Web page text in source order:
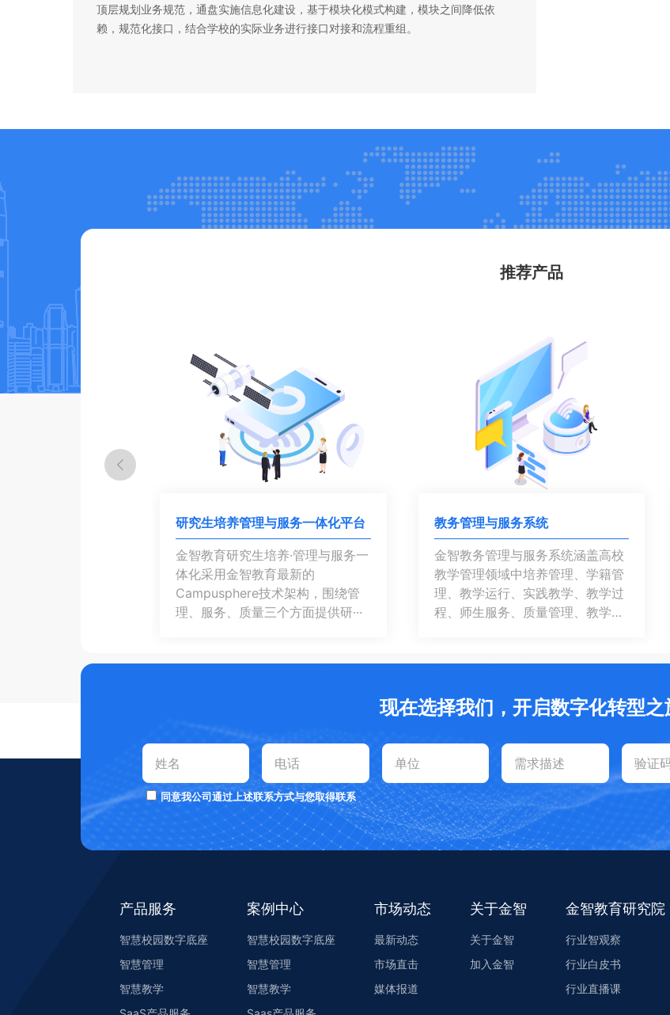
顶层规划业务规范，通盘实施信息化建设，基于模块化模式构建，模块之间降低依
赖，规范化接口，结合学校的实际业务进行接口对接和流程重组。
推荐产品
研究生培养管理与服务一体化平台
金智教育研究生培养·管理与服务一
体化采用金智教育最新的
Campusphere技术架构，围绕管
理、服务、质量三个方面提供研···
教务管理与服务系统
金智教务管理与服务系统涵盖高校
教学管理领域中培养管理、学籍管
理、教学运行、实践教学、教学过
程、师生服务、质量管理、教学建
现在选择我们，开启数字化转型之
同意我公司通过上述联系方式与您取得联系
产品服务
智慧校园数字底座
智慧管理
智慧教学
案例中心
智慧校园数字底座
智慧管理
智慧教学
市场动态
最新动态
市场直击
媒体报道
关于金智
关于金智
加入金智
金智教育研究院
行业智观察
行业白皮书
行业直播课